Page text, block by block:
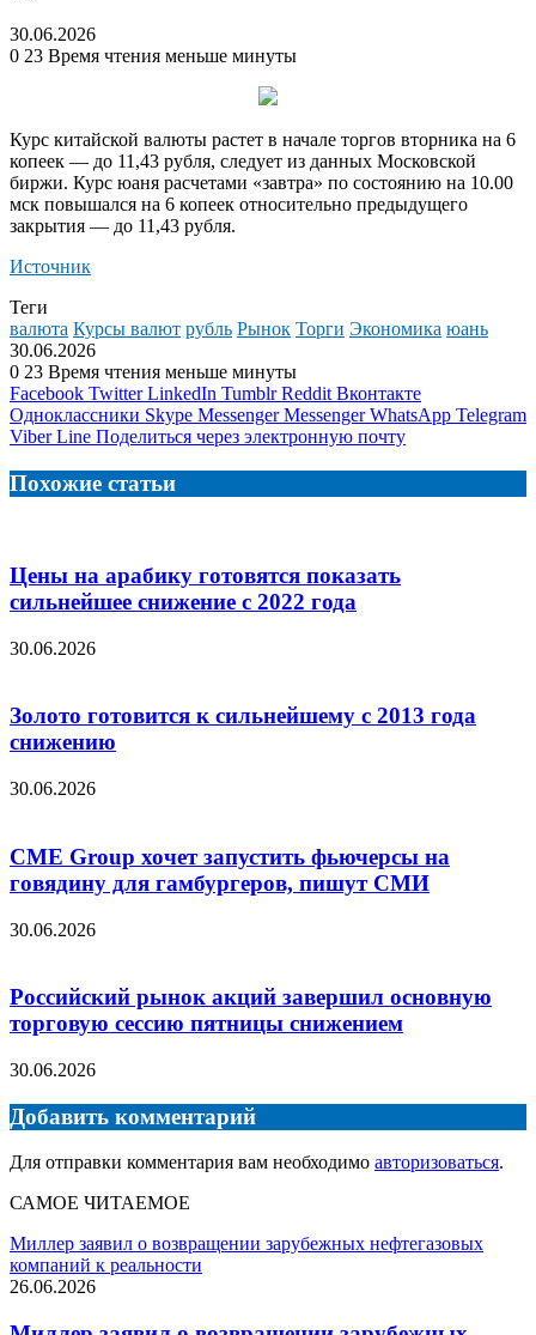
30.06.2026
0 23 Время чтения меньше минуты
Курс китайской валюты растет в начале торгов вторника на 6
копеек — до 11,43 рубля, следует из данных Московской
биржи. Курс юаня расчетами «завтра» по состоянию на 10.00
мск повышался на 6 копеек относительно предыдущего
закрытия — до 11,43 рубля.
Источник
Теги
валюта Курсы валют рубль Рынок Торги Экономика юань
30.06.2026
0 23 Время чтения меньше минуты
Facebook Twitter LinkedIn Tumblr Reddit Вконтакте
Одноклассники Skype Messenger Messenger WhatsApp Telegram
Viber Line Поделиться через электронную почту
Похожие статьи
Цены на арабику готовятся показать
сильнейшее снижение с 2022 года
30.06.2026
Золото готовится к сильнейшему с 2013 года
снижению
30.06.2026
CME Group хочет запустить фьючерсы на
говядину для гамбургеров, пишут СМИ
30.06.2026
Российский рынок акций завершил основную
торговую сессию пятницы снижением
30.06.2026
Добавить комментарий
Для отправки комментария вам необходимо авторизоваться.
САМОЕ ЧИТАЕМОЕ
Миллер заявил о возвращении зарубежных нефтегазовых
компаний к реальности
26.06.2026